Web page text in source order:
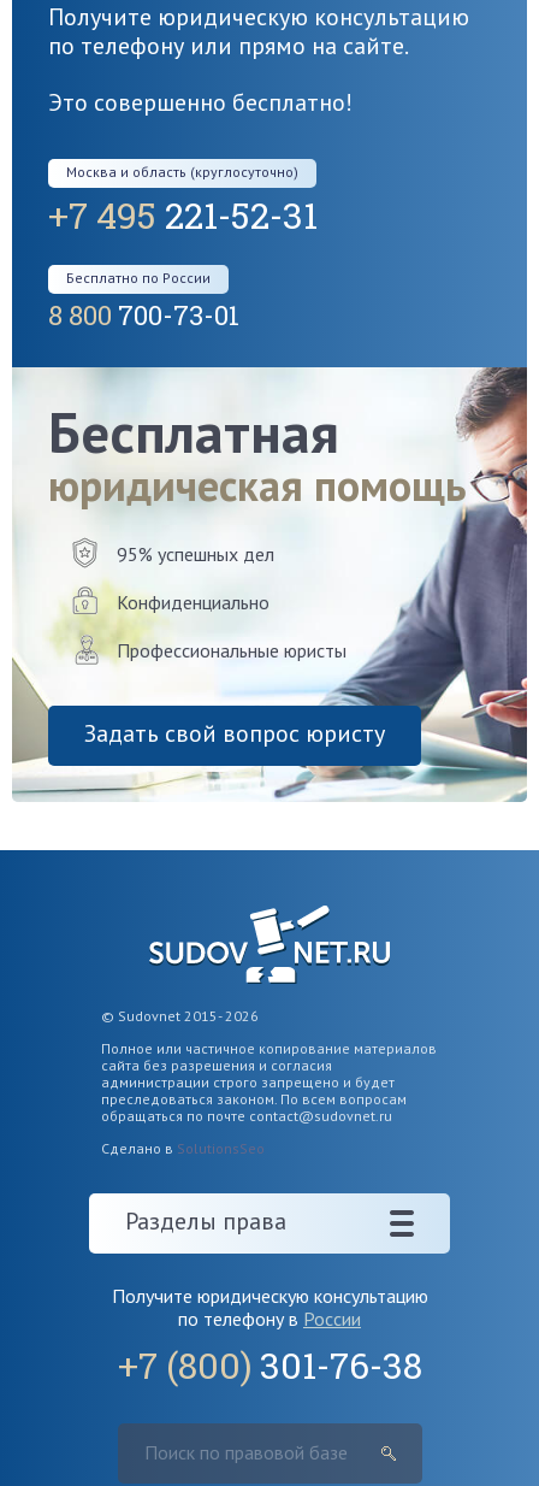
Получите юридическую консультацию
по телефону или прямо на сайте.
Это совершенно бесплатно!
Москва и область (круглосуточно)
+7 495 221-52-31
Бесплатно по России
8 800 700-73-01
Бесплатная
юридическая помощь
95% успешных дел
Конфиденциально
Профессиональные юристы
Задать свой вопрос юристу
© Sudovnet 2015- 2026
Полное или частичное копирование материалов
сайта без разрешения и согласия
администрации строго запрещено и будет
преследоваться законом. По всем вопросам
обращаться по почте contact@sudovnet.ru
Сделано в SolutionsSeo
Разделы права
Получите юридическую консультацию
по телефону в России
+7 (800) 301-76-38